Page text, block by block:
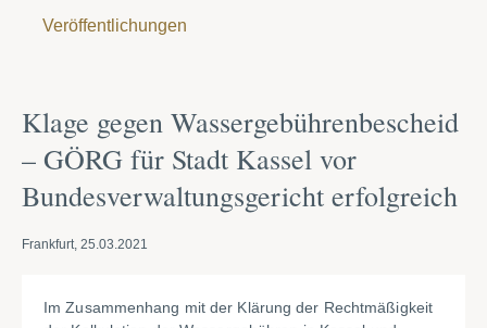
Veröffentlichungen
Klage gegen Wassergebührenbescheid
– GÖRG für Stadt Kassel vor
Bundesverwaltungsgericht erfolgreich
Frankfurt, 25.03.2021
Im Zusammenhang mit der Klärung der Rechtmäßigkeit